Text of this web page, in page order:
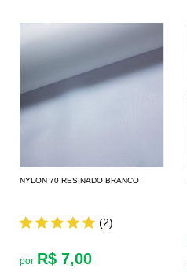
NYLON 70 RESINADO BRANCO
(2)
por R$ 7,00